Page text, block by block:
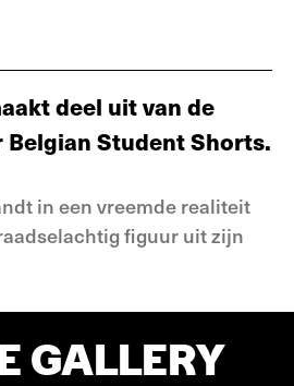
deel uit van de
Student Shorts.
in een vreemde realiteit
figuur uit zijn
GALLERY